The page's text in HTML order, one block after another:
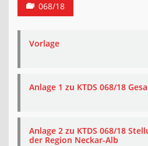
068/18
Vorlage
Anlage 1 zu KTDS 068/18
Anlage 2 zu KTDS 068/18
der Region Neckar-Alb